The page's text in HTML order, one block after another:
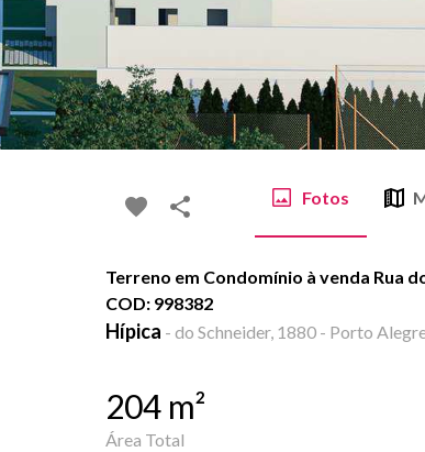
Fotos
Terreno em Condomínio à venda Rua
COD: 998382
Hípica - do Schneider, 1880 - Porto
204 m²
Área Total